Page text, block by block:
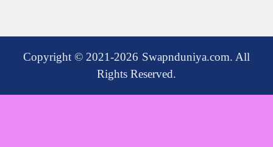
Copyright © 2021-2026 Swapnduniya.com. All
Rights Reserved.